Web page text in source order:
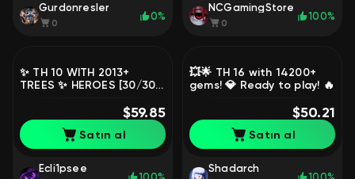
Gurdonresler
0
0%
NCGamingStore
0
100%
✨ TH 10 WITH 2013+
TREES ✨ HEROES [30/30]
$59.85
Satın al
Ecli1psee
100%
💥🌟 TH 16 with 14200+
gems! 💎 Ready to play! 🔥
$50.21
Satın al
Shadarch
100%